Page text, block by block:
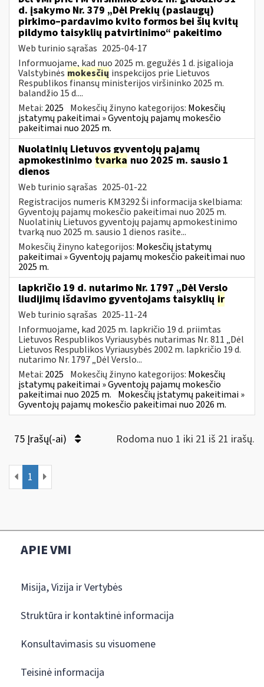
d. įsakymo Nr. 379 „Dėl Prekių (paslaugų)
pirkimo–pardavimo kvito formos bei šių kvitų
pildymo taisyklių patvirtinimo“ pakeitimo
Web turinio sąrašas 2025-04-17
Informuojame, kad nuo 2025 m. gegužės 1 d. įsigalioja
Valstybinės mokesčių inspekcijos prie Lietuvos
Respublikos finansų ministerijos viršininko 2025 m.
balandžio 15 d....
Metai: 2025 Mokesčių žinyno kategorijos: Mokesčių
įstatymų pakeitimai » Gyventojų pajamų mokesčio
pakeitimai nuo 2025 m.
Nuolatinių Lietuvos gyventojų pajamų
apmokestinimo tvarka nuo 2025 m. sausio 1
dienos
Web turinio sąrašas 2025-01-22
Registracijos numeris KM3292 Ši informacija skelbiama:
Gyventojų pajamų mokesčio pakeitimai nuo 2025 m.
Nuolatinių Lietuvos gyventojų pajamų apmokestinimo
tvarką nuo 2025 m. sausio 1 dienos rasite...
Mokesčių žinyno kategorijos: Mokesčių įstatymų
pakeitimai » Gyventojų pajamų mokesčio pakeitimai nuo
2025 m.
lapkričio 19 d. nutarimo Nr. 1797 „Dėl Verslo
liudijimų išdavimo gyventojams taisyklių ir
Web turinio sąrašas 2025-11-24
Informuojame, kad 2025 m. lapkričio 19 d. priimtas
Lietuvos Respublikos Vyriausybės nutarimas Nr. 811 „Dėl
Lietuvos Respublikos Vyriausybės 2002 m. lapkričio 19 d.
nutarimo Nr. 1797 „Dėl Verslo...
Metai: 2025 Mokesčių žinyno kategorijos: Mokesčių
įstatymų pakeitimai » Gyventojų pajamų mokesčio
pakeitimai nuo 2025 m. Mokesčių įstatymų pakeitimai »
Gyventojų pajamų mokesčio pakeitimai nuo 2026 m.
75 Įrašų(-ai) Rodoma nuo 1 iki 21 iš 21 irašų.
1
APIE VMI
Misija, Vizija ir Vertybės
Struktūra ir kontaktinė informacija
Konsultavimasis su visuomene
Teisinė informacija